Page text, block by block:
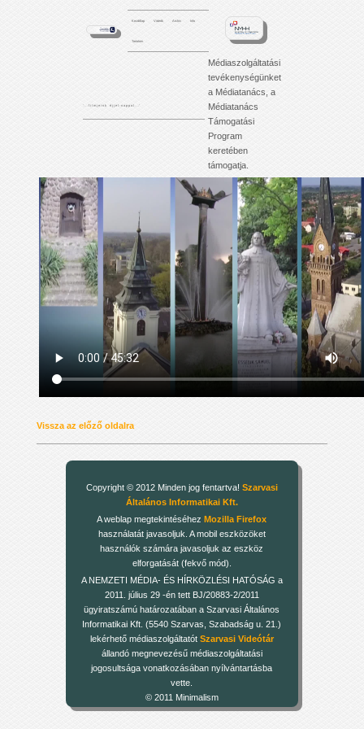
Kezdőlap Videók Archív Info
Tartalom
'. . . f i l m j e i n k é j j e l - n a p p a l . . .'
Médiaszolgáltatási
tevékenységünket
a Médiatanács, a
Médiatanács
Támogatási
Program
keretében
támogatja.
Vissza az előző oldalra
Copyright © 2012 Minden jog fentartva! Szarvasi
Általános Informatikai Kft.
A weblap megtekintéséhezMozilla Firefox
használatát javasoljuk. A mobil eszközöket
használók számára javasoljuk az eszköz
elforgatását (fekvő mód).
A NEMZETI MÉDIA- ÉS HÍRKÖZLÉSI HATÓSÁG a
2011. július 29 -én tett BJ/20883-2/2011
ügyiratszámú határozatában a Szarvasi Általános
Informatikai Kft. (5540 Szarvas, Szabadság u. 21.)
lekérhető médiaszolgáltatót Szarvasi Videótár
állandó megnevezésű médiaszolgáltatási
jogosultsága vonatkozásában nyílvántartásba
vette.
© 2011 Minimalism